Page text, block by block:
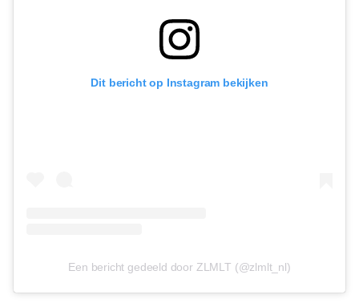
Dit bericht op Instagram bekijken
Een bericht gedeeld door ZLMLT (@zlmlt_nl)